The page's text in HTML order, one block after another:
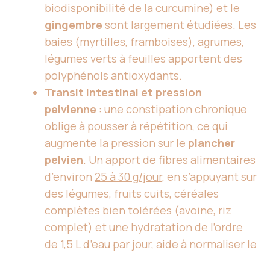
biodisponibilité de la curcumine) et le
gingembre sont largement étudiées. Les
baies (myrtilles, framboises), agrumes,
légumes verts à feuilles apportent des
polyphénols antioxydants.
Transit intestinal et pression
pelvienne : une constipation chronique
oblige à pousser à répétition, ce qui
augmente la pression sur le plancher
pelvien. Un apport de fibres alimentaires
d’environ 25 à 30 g/jour, en s’appuyant sur
des légumes, fruits cuits, céréales
complètes bien tolérées (avoine, riz
complet) et une hydratation de l’ordre
de 1,5 L d’eau par jour, aide à normaliser le